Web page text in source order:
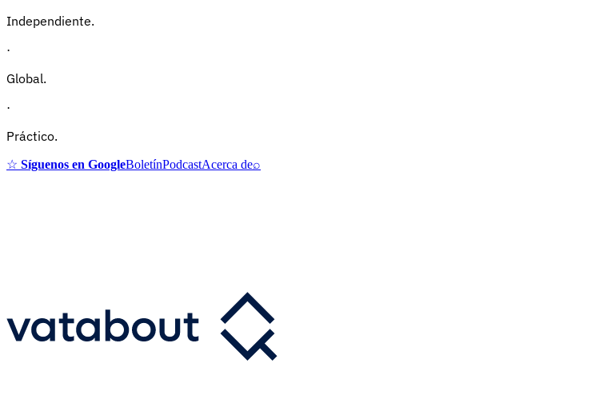
Independiente.
·
Global.
·
Práctico.
☆ Síguenos en GoogleBoletínPodcastAcerca de⌕